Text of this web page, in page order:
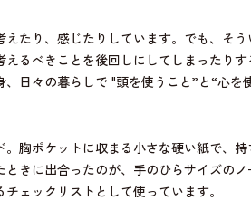
たり、感じたりしています。でも、そ
るべきことを後回しにしてしまったり
日々の暮らしで "頭を使うこと”と“心を
胸ポケットに収まる小さな硬い紙で、
きに出合ったのが、手のひらサイズの
ェックリストとして使っています。